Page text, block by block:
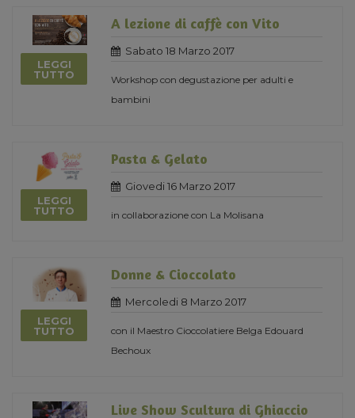
LEGGI
TUTTO
A lezione di caffè con Vito
Sabato 18 Marzo 2017
Workshop con degustazione per adulti e
bambini
LEGGI
TUTTO
Pasta & Gelato
Giovedi 16 Marzo 2017
in collaborazione con La Molisana
LEGGI
TUTTO
Donne & Cioccolato
Mercoledi 8 Marzo 2017
con il Maestro Cioccolatiere Belga Edouard
Bechoux
Live Show Scultura di Ghiaccio